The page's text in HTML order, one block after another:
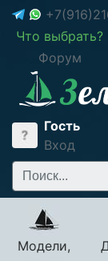
Что выбрать?
Форум
Гость
Вход
Модели,